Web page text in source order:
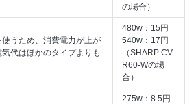
の場合）
使うため、消費電力が上が
気代はほかのタイプよりも
480w：15円
540w：17円
（SHARP CV-
R60-Wの場
合）
275w：8.5円